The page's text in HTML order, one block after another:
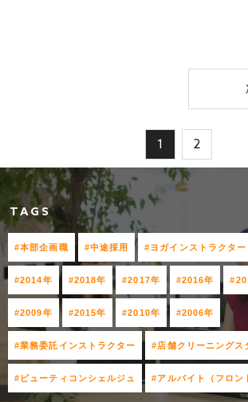
1 2
TAGS
#本部企画職 #中途採用 #ヨガインストラクター
#2014年 #2018年 #2017年 #2016年
#2009年 #2015年 #2010年 #2006年
#業務委託インストラクター #店舗クリーニングス
#ビューティコンシェルジュ #アルバイト（フロン